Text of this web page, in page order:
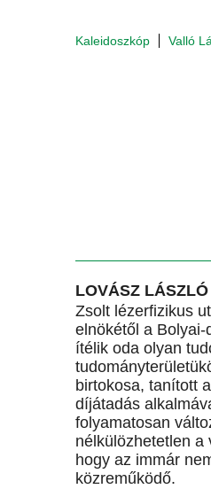
Kaleidoszkóp Valló
LOVÁSZ
Zsolt lézerfizikus
elnökétől a
ítélik oda olyan
birtokosa, tanított
díjátadás
folyamatosan
nélkülözhetetlen a
hogy az immár
közreműködő.